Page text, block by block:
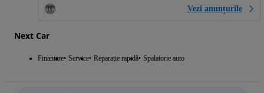
Vezi anunțurile
Next Car
Finantare Service Reparație rapidă Spalatorie auto